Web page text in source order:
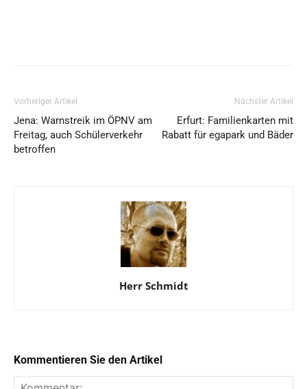
Vorheriger Artikel
Jena: Warnstreik im ÖPNV am
Freitag, auch Schülerverkehr
betroffen
Nächster Artikel
Erfurt: Familienkarten mit
Rabatt für egapark und Bäder
Herr Schmidt
Kommentieren Sie den Artikel